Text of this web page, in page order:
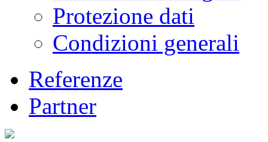
Protezione dati
Condizioni generali
Referenze
Partner